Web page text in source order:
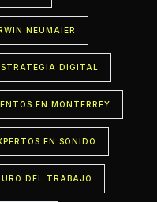
NEUMAIER
DIGITAL
EN MONTERREY
EN SONIDO
DEL TRABAJO